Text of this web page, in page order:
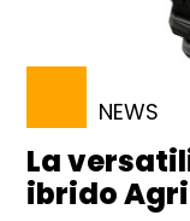
NEWS
La
ibrido